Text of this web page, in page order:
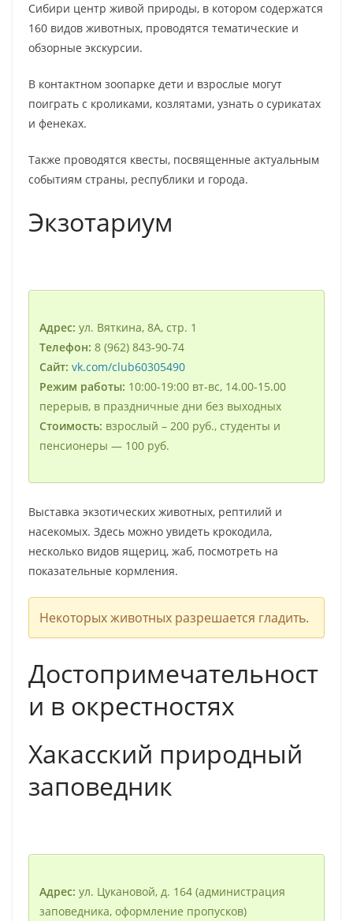
Сибири центр живой природы, в котором содержатся
160 видов животных, проводятся тематические и
обзорные экскурсии.
В контактном зоопарке дети и взрослые могут
поиграть с кроликами, козлятами, узнать о сурикатах
и фенеках.
Также проводятся квесты, посвященные актуальным
событиям страны, республики и города.
Экзотариум
Адрес: ул. Вяткина, 8А, стр. 1
Телефон: 8 (962) 843‑90-74
Сайт: vk.com/club60305490
Режим работы: 10:00-19:00 вт-вс, 14.00-15.00
перерыв, в праздничные дни без выходных
Стоимость: взрослый – 200 руб., студенты и
пенсионеры — 100 руб.
Выставка экзотических животных, рептилий и
насекомых. Здесь можно увидеть крокодила,
несколько видов ящериц, жаб, посмотреть на
показательные кормления.
Некоторых животных разрешается гладить.
Достопримечательност
и в окрестностях
Хакасский природный
заповедник
Адрес: ул. Цукановой, д. 164 (администрация
заповедника, оформление пропусков)